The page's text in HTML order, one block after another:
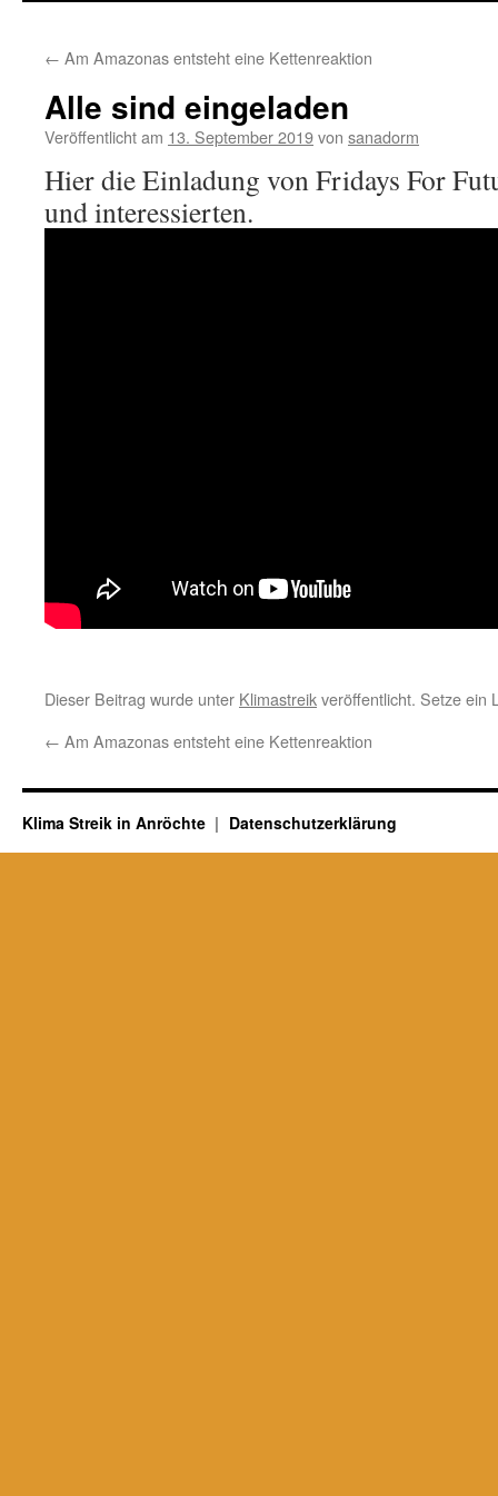
← Am Amazonas entsteht eine Kettenreaktion
Alle sind eingeladen
Veröffentlicht am 13. September 2019von sanadorm
Hier die Einladung von Fridays For
und interessierten.
Dieser Beitrag wurde unter Klimastreikveröffentlicht. Setze ein
← Am Amazonas entsteht eine Kettenreaktion
Klima Streik in Anröchte Datenschutzerklärung